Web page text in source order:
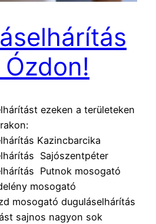
ezeken a területeken
Kazincbarcika
Sajószentpéter
Putnok mosogató
mosogató
mosogató duguláselhárítás
sajnos nagyon sok